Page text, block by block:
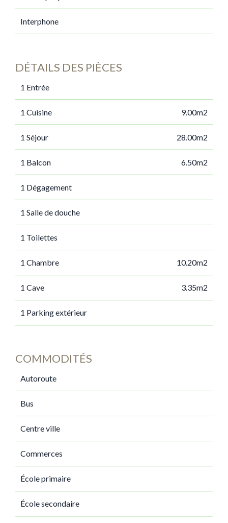
Interphone
DÉTAILS DES PIÈCES
1 Entrée
1 Cuisine 9.00m2
1 Séjour 28.00m2
1 Balcon 6.50m2
1 Dégagement
1 Salle de douche
1 Toilettes
1 Chambre 10.20m2
1 Cave 3.35m2
1 Parking extérieur
COMMODITÉS
Autoroute
Bus
Centre ville
Commerces
École primaire
École secondaire